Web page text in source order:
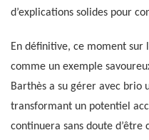
d’explications solides pour
En définitive, ce moment sur
comme un exemple
Barthès a su gérer avec brio
transformant un potentiel
continuera sans doute